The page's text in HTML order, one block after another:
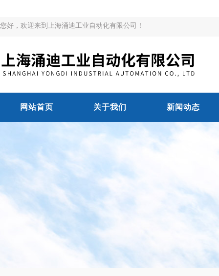
您好，欢迎来到上海涌迪工业自动化有限公司！
网站首页 关于我们 新闻动态